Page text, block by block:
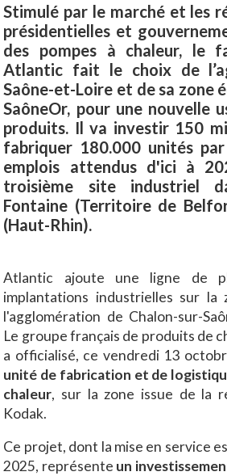
Stimulé par le marché et les
présidentielles et
des pompes à chaleur, le
Atlantic fait le choix de
Saône-et-Loire et de sa zone
SaôneOr, pour une nouvelle
produits. Il va investir 150
fabriquer 180.000 unités
emplois attendus d'ici à
troisième site industriel
Fontaine (Territoire de
(Haut-Rhin).
Atlantic ajoute une ligne de
implantations industrielles sur la
l'agglomération de Chalon-sur-
Le groupe français de produits de
a officialisé, ce vendredi 13
unité de fabrication et de
chaleur, sur la zone issue de la
Kodak.
Ce projet, dont la mise en service
2025, représente un